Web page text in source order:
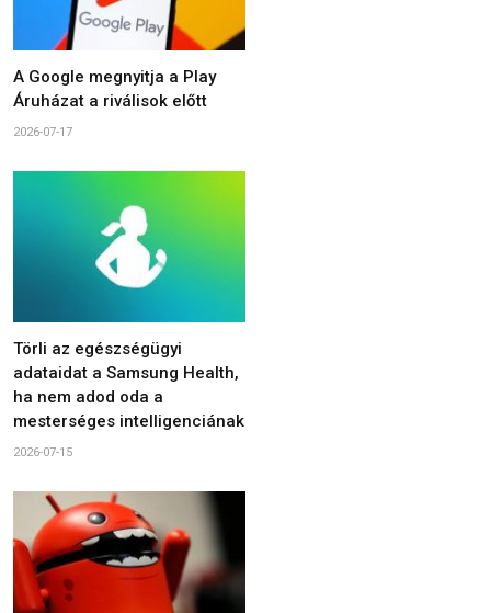
A Google megnyitja a Play
Áruházat a riválisok előtt
2026-07-17
Törli az egészségügyi
adataidat a Samsung Health,
ha nem adod oda a
mesterséges intelligenciának
2026-07-15